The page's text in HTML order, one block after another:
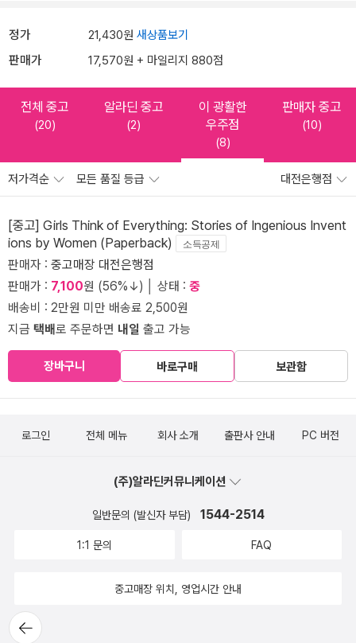
정가 21,430원 새상품보기
판매가 17,570원 + 마일리지 880점
전체 중고
(20)
알라딘 중고
(2)
이 광활한
우주점
(8)
판매자 중고
(10)
저가격순 모든 품질 등급 대전은행점
[중고] Girls Think of Everything: Stories of Ingenious Invent
ions by Women (Paperback)
소득공제
판매자 : 중고매장 대전은행점
판매가 : 7,100원 (56%↓) │ 상태 : 중
배송비 : 2만원 미만 배송료 2,500원
지금 택배로 주문하면 내일 출고 가능
장바구니 바로구매 보관함
뒤로가
기
로그인 전체 메뉴 회사 소개 출판사 안내 PC 버전
(주)알라딘커뮤니케이션
일반문의 (발신자 부담) 1544-2514
1:1 문의 FAQ
중고매장 위치, 영업시간 안내